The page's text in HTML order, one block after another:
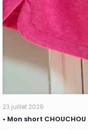
23 juillet 2026
• Mon short